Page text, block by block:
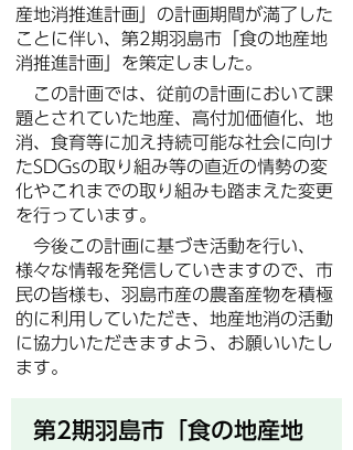
産地消推進計画」の計画期間が満了した
ことに伴い、第2期羽島市「食の地産地
消推進計画」を策定しました。
この計画では、従前の計画において課
題とされていた地産、高付加価値化、地
消、食育等に加え持続可能な社会に向け
たSDGsの取り組み等の直近の情勢の変
化やこれまでの取り組みも踏まえた変更
を行っています。
今後この計画に基づき活動を行い、
様々な情報を発信していきますので、市
民の皆様も、羽島市産の農畜産物を積極
的に利用していただき、地産地消の活動
に協力いただきますよう、お願いいたし
ます。
第2期羽島市「食の地産地